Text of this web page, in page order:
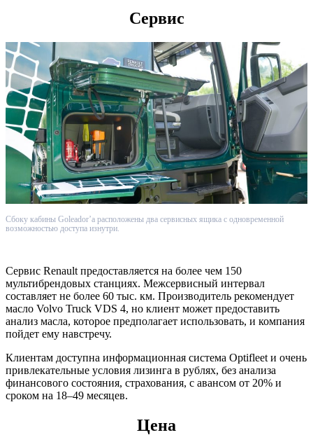
Сервис
Сбоку кабины Goleador’а расположены два сервисных ящика с одновременной
возможностью доступа изнутри.
Сервис Renault предоставляется на более чем 150
мультибрендовых станциях. Межсервисный интервал
составляет не более 60 тыс. км. Производитель рекомендует
масло Volvo Truck VDS 4, но клиент может предоставить
анализ масла, которое предполагает использовать, и компания
пойдет ему навстречу.
Клиентам доступна информационная система Optifleet и очень
привлекательные условия лизинга в рублях, без анализа
финансового состояния, страхования, c авансом от 20% и
сроком на 18–49 месяцев.
Цена